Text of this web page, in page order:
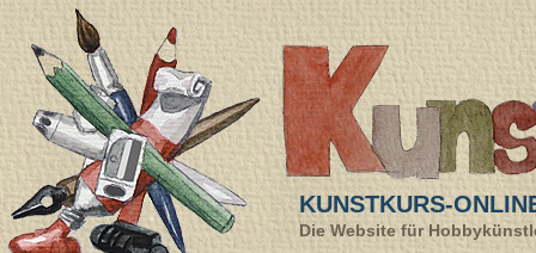
KUNSTKURS-
Die Website für